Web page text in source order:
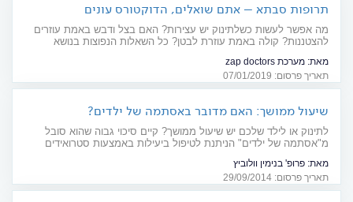
תרופות סבתא – אתם שואלים, הדוקטורס עונים
מה אפשר לעשות כשלתינוק יש עצירות? האם בצל ודבש באמת עוזרים
להצטננות? קולה באמת עוזרת לבטן? כל השאלות הנפוצות בנושא
מאת: מערכת zap doctors
תאריך פרסום: 07/01/2019
שיעול ממושך: האם מדובר באסתמה של ילדים?
לתינוק או לילד שלכם יש שיעול ממושך? קיים סיכוי גבוה שהוא סובל
מ"אסתמה של ילדים" הניתנת לטיפול ביעילות באמצעות סטרואידים
מאת: פרופ' בנימין וולוביץ
תאריך פרסום: 29/09/2014